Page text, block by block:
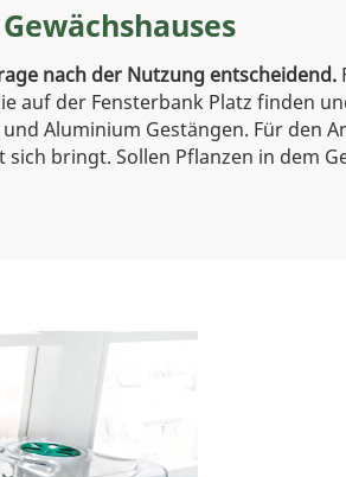
nach der Nutzung entscheidend.
auf der Fensterbank Platz finden
Aluminium Gestängen. Für den
bringt. Sollen Pflanzen in dem